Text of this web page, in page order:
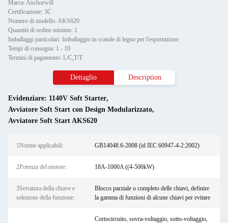
Marca: Anchorwill
Certificazione: 3C
Numero di modello: AKS620
Quantità di ordine minimo: 1
Imballaggi particolari: Imballaggio in scatole di legno per l'esportazione
Tempi di consegna: 1 - 10
Termini di pagamento: L/C,T/T
Dettaglio Description
Evidenziare: 1140V Soft Starter,
Avviatore Soft Start con Design Modularizzato,
Avviatore Soft Start AKS620
1Norme applicabili: GB14048.6-2008 (id IEC 60947-4-2:2002)
2Potenza del motore: 18A-1000A ((4-500kW)
3Serratura della chiave e
selezione della funzione:
Blocco parziale o completo delle chiavi, definire
la gamma di funzioni di alcune chiavi per evitare
Cortocircuito, sovra-voltaggio, sotto-voltaggio,